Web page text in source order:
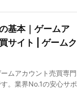
基本｜ゲームア
サイト | ゲームク
ムアカウント売買専門
。業界No.1の安心サポ